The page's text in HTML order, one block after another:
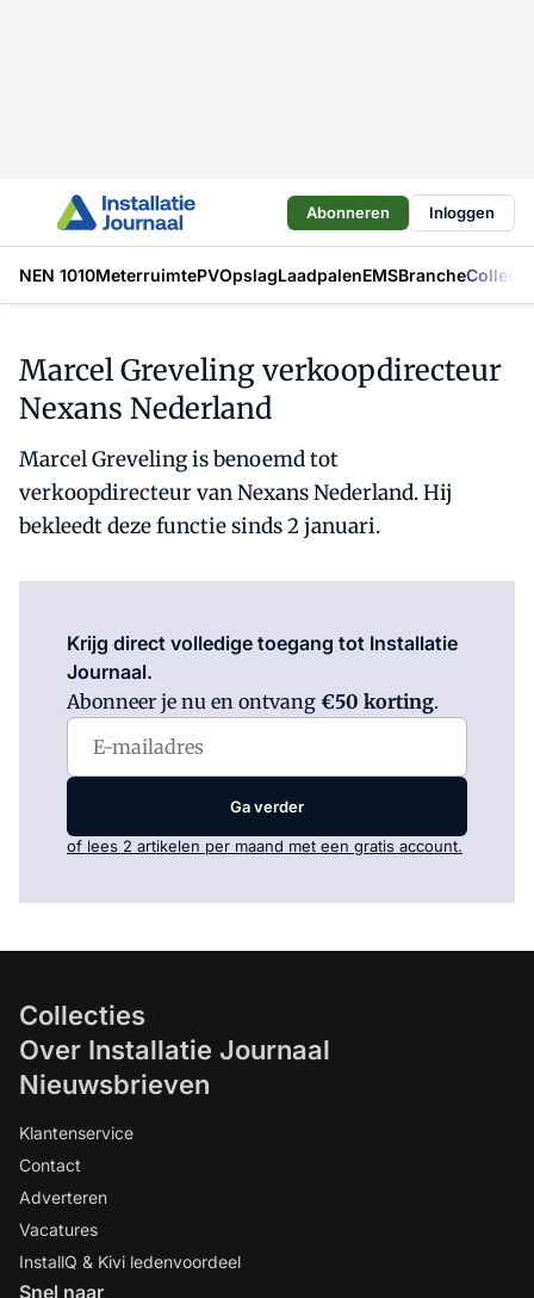
Abonneren Inloggen
NEN 1010MeterruimtePVOpslagLaadpalenEMSBranche
Marcel Greveling verkoopdirecteur
Nexans Nederland
Marcel Greveling is benoemd tot
verkoopdirecteur van Nexans Nederland. Hij
bekleedt deze functie sinds 2 januari.
Krijg direct volledige toegang tot Installatie
Journaal.
Abonneer je nu en ontvang €50 korting.
Ga verder
of lees 2 artikelen per maand met een gratis account.
Collecties
Over Installatie Journaal
Nieuwsbrieven
Klantenservice
Contact
Adverteren
Vacatures
InstallQ & Kivi ledenvoordeel
Snel naar